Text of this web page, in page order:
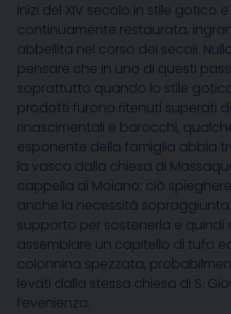
inizi del XIV secolo in stile gotico
continuamente restaurata,
abbellita nel corso dei secoli.
pensare che in uno di questi
soprattutto quando lo stile
prodotti furono ritenuti superati
rinascimentali e barocchi,
esponente della famiglia abbia
la vasca dalla chiesa di
cappella di Moiano; ciò
anche la necessità
supporto per sostenerla e quindi
assemblare un capitello di tufo
colonnina spezzata,
levati dalla stessa chiesa di S.
l’evenienza.